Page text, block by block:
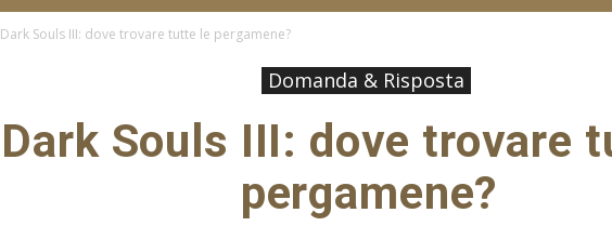
Dark Souls III: dove trovare tutte le pergamene?
Domanda & Risposta
Dark Souls III: dove trovare
pergamene?